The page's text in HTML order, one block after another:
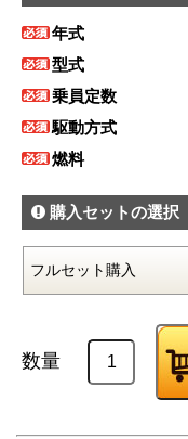
年式
型式
乗員定数
駆動方式
燃料
購入セットの選択
数量